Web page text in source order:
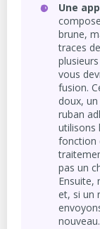
Une
brune,
traces
vous
fusion.
doux,
ruban
utilisons
fonction
pas un
Ensuite,
et, si un
nouveau.